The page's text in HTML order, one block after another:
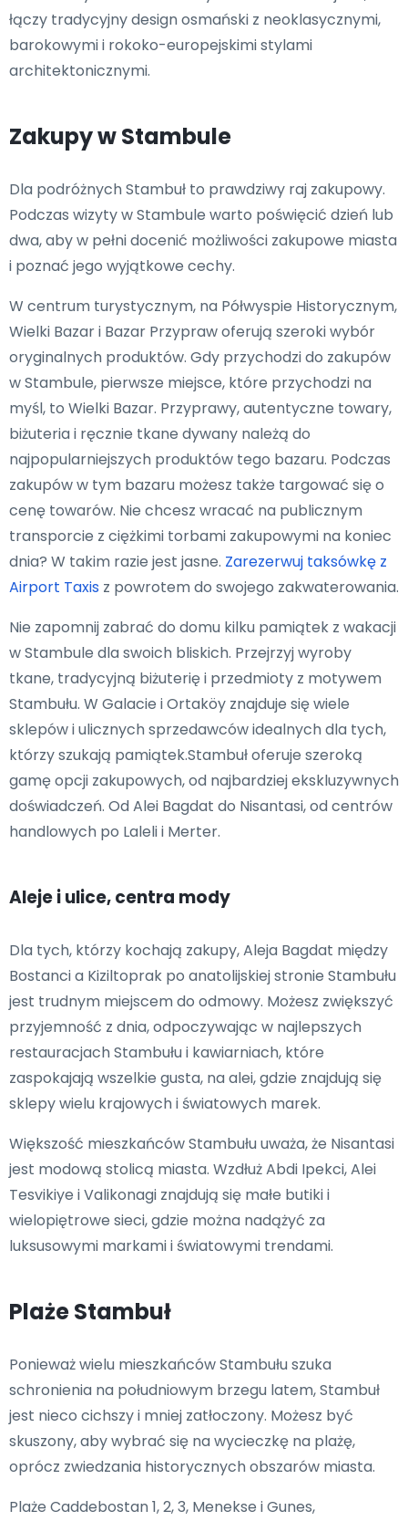
łączy tradycyjny design osmański z neoklasycznymi,
barokowymi i rokoko-europejskimi stylami
architektonicznymi.
Zakupy w Stambule
Dla podróżnych Stambuł to prawdziwy raj zakupowy.
Podczas wizyty w Stambule warto poświęcić dzień lub
dwa, aby w pełni docenić możliwości zakupowe miasta
i poznać jego wyjątkowe cechy.
W centrum turystycznym, na Półwyspie Historycznym,
Wielki Bazar i Bazar Przypraw oferują szeroki wybór
oryginalnych produktów. Gdy przychodzi do zakupów
w Stambule, pierwsze miejsce, które przychodzi na
myśl, to Wielki Bazar. Przyprawy, autentyczne towary,
biżuteria i ręcznie tkane dywany należą do
najpopularniejszych produktów tego bazaru. Podczas
zakupów w tym bazaru możesz także targować się o
cenę towarów. Nie chcesz wracać na publicznym
transporcie z ciężkimi torbami zakupowymi na koniec
dnia? W takim razie jest jasne. Zarezerwuj taksówkę z
Airport Taxis z powrotem do swojego zakwaterowania.
Nie zapomnij zabrać do domu kilku pamiątek z wakacji
w Stambule dla swoich bliskich. Przejrzyj wyroby
tkane, tradycyjną biżuterię i przedmioty z motywem
Stambułu. W Galacie i Ortaköy znajduje się wiele
sklepów i ulicznych sprzedawców idealnych dla tych,
którzy szukają pamiątek.Stambuł oferuje szeroką
gamę opcji zakupowych, od najbardziej ekskluzywnych
doświadczeń. Od Alei Bagdat do Nisantasi, od centrów
handlowych po Laleli i Merter.
Aleje i ulice, centra mody
Dla tych, którzy kochają zakupy, Aleja Bagdat między
Bostanci a Kiziltoprak po anatolijskiej stronie Stambułu
jest trudnym miejscem do odmowy. Możesz zwiększyć
przyjemność z dnia, odpoczywając w najlepszych
restauracjach Stambułu i kawiarniach, które
zaspokajają wszelkie gusta, na alei, gdzie znajdują się
sklepy wielu krajowych i światowych marek.
Większość mieszkańców Stambułu uważa, że Nisantasi
jest modową stolicą miasta. Wzdłuż Abdi Ipekci, Alei
Tesvikiye i Valikonagi znajdują się małe butiki i
wielopiętrowe sieci, gdzie można nadążyć za
luksusowymi markami i światowymi trendami.
Plaże Stambuł
Ponieważ wielu mieszkańców Stambułu szuka
schronienia na południowym brzegu latem, Stambuł
jest nieco cichszy i mniej zatłoczony. Możesz być
skuszony, aby wybrać się na wycieczkę na plażę,
oprócz zwiedzania historycznych obszarów miasta.
Plaże Caddebostan 1, 2, 3, Menekse i Gunes,